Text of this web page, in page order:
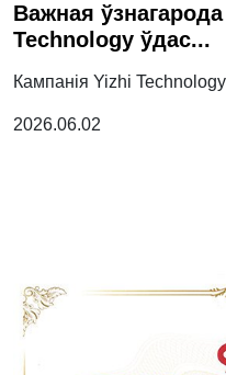
Важная
Technology ўдас...
Кампанія Yizhi
2026.06.02